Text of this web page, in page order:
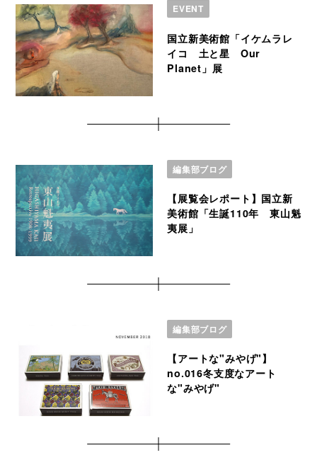
EVENT
国立新美術館「イケムラレ
イコ 土と星 Our
Planet」展
編集部ブログ
【展覧会レポート】国立新
美術館「生誕110年 東山魁
夷展」
編集部ブログ
【アートな"みやげ"】
no.016冬支度なアート
な"みやげ"